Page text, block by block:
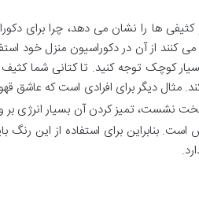
ها را نشان می دهد، چرا برای
از آن در دکوراسیون منزل خود
کوچک توجه کنید. تا کتانی شما
دیگر برای افرادی است که عاشق
نشست، تمیز کردن آن بسیار انرژی
بنابراین برای استفاده از این رنگ